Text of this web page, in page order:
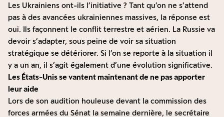
Les Ukrainiens ont-ils l’initiative ? Tant qu’on ne s’attend
pas à des avancées ukrainiennes massives, la réponse est
oui. Ils façonnent le conflit terrestre et aérien. La Russie va
devoir s’adapter, sous peine de voir sa situation
stratégique se détériorer. Si l’on se reporte à la situation il
y a un an, il s’agit également d’une évolution significative.
Les États-Unis se vantent maintenant de ne pas apporter
leur aide
Lors de son audition houleuse devant la commission des
forces armées du Sénat la semaine dernière, le secrétaire